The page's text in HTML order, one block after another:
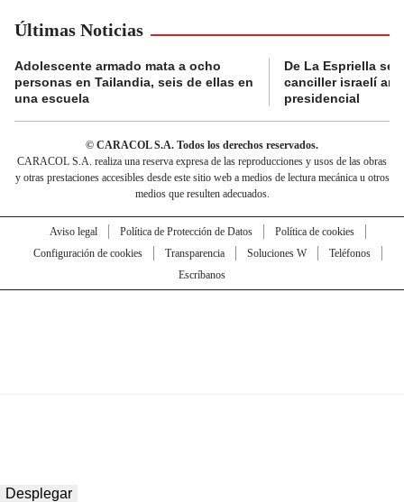
Últimas Noticias
Adolescente armado mata a ocho
personas en Tailandia, seis de ellas en
una escuela
De La Espriella se
canciller israelí
presidencial
© CARACOL S.A. Todos los derechos reservados.
CARACOL S.A. realiza una reserva expresa de las reproducciones y usos de las obras
y otras prestaciones accesibles desde este sitio web a medios de lectura mecánica u otros
medios que resulten adecuados.
Aviso legal Política de Protección de Datos
Política de cookies
Configuración de cookies
Transparencia Soluciones W
Teléfonos
Escríbanos
Desplegar